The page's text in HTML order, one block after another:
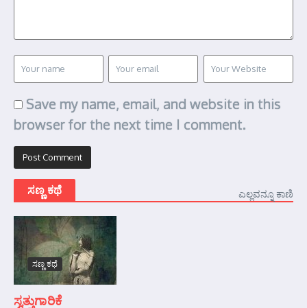
Save my name, email, and website in this
browser for the next time I comment.
ಸಣ್ಣ ಕಥೆ ಎಲ್ಲವನ್ನೂ ಕಾಣಿ
ಸಣ್ಣ ಕಥೆ
ಸ್ವತ್ತುಗಾರಿಕೆ